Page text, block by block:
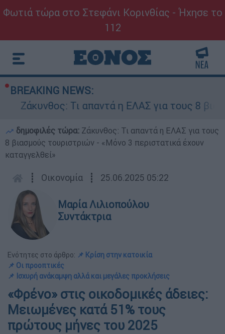
Φωτιά τώρα στο Στεφάνι Κορινθίας - Ήχησε το
112
BREAKING NEWS:
Τι απαντά η ΕΛΑΣ για τους 8 βιασμούς
δημοφιλές τώρα: Ζάκυνθος: Τι απαντά η ΕΛΑΣ για τους
8 βιασμούς τουριστριών - «Μόνο 3 περιστατικά έχουν
καταγγελθεί»
┋ Οικονομία ┋ 25.06.2025 05:22
Μαρία Λιλιοπούλου
Συντάκτρια
Ενότητες στο άρθρο: 📌 Κρίση στην κατοικία
📌 Οι προοπτικές
📌 Ισχυρή ανάκαμψη αλλά και μεγάλες προκλήσεις
«Φρένο» στις οικοδομικές άδειες:
Μειωμένες κατά 51% τους
πρώτους μήνες του 2025